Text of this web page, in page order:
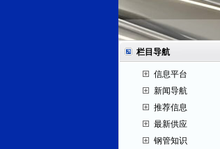
栏目导航
信息平台
新闻导航
推荐信息
最新供应
钢管知识